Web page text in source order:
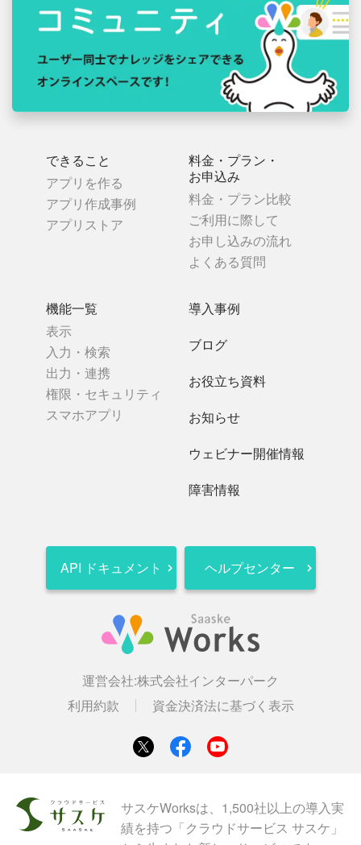
できること
アプリを作る
アプリ作成事例
アプリストア
機能一覧
表示
入力・検索
出力・連携
権限・セキュリティ
スマホアプリ
料金・プラン・
お申込み
料金・プラン比較
ご利用に際して
お申し込みの流れ
よくある質問
導入事例
ブログ
お役立ち資料
お知らせ
ウェビナー開催情報
障害情報
API ドキュメント ヘルプセンター
運営会社:株式会社インターパーク
利用約款
資金決済法に基づく表示
サスケWorksは、1,500社以上の導入実
績を持つ「クラウドサービス サスケ」